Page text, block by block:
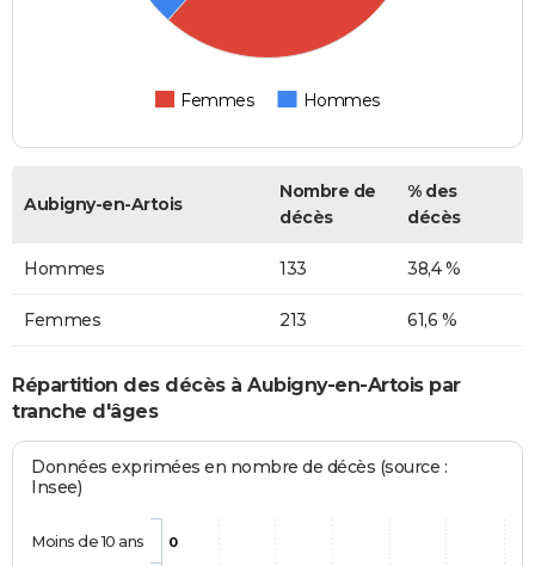
Femmes Hommes
Aubigny-en-Artois
Nombre de
décès
% des
décès
Hommes 133 38,4 %
Femmes 213 61,6 %
Répartition des décès à Aubigny-en-Artois par
tranche d'âges
Données exprimées en nombre de décès (source :
Insee)
0
Moins de 10 ans